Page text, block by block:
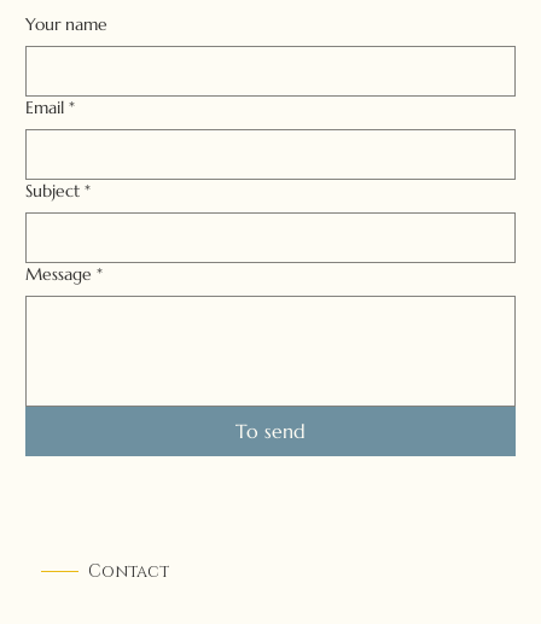
Contact
Your name
Email *
Subject *
Message *
To send